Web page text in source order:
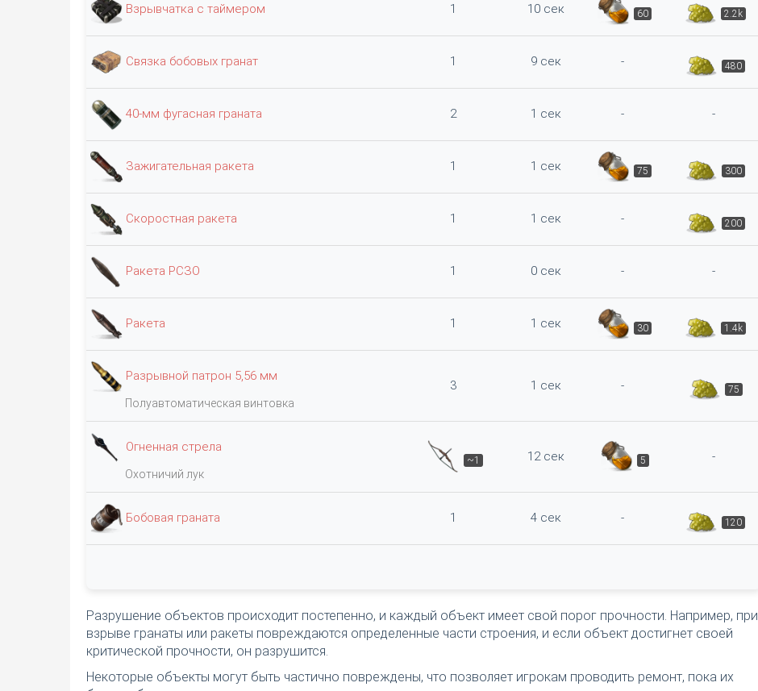
Взрывчатка с таймером 1 10 сек 60 2.2k
Связка бобовых гранат 1 9 сек - 480
40-мм фугасная граната 2 1 сек - -
Зажигательная ракета 1 1 сек 75 300
Скоростная ракета 1 1 сек - 200
Ракета РСЗО 1 0 сек - -
Ракета 1 1 сек 30 1.4k
Разрывной патрон 5,56 мм
Полуавтоматическая винтовка
3 1 сек - 75
Огненная стрела
Охотничий лук
~1 12 сек 5 -
Бобовая граната 1 4 сек - 120
Разрушение объектов происходит постепенно, и каждый объект имеет свой порог прочности. Например, при
взрыве гранаты или ракеты повреждаются определенные части строения, и если объект достигнет своей
критической прочности, он разрушится.
Некоторые объекты могут быть частично повреждены, что позволяет игрокам проводить ремонт, пока их